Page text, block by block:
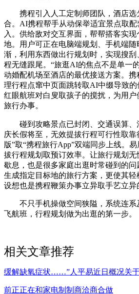
携程引入人工定制师团队，酒店选
合。AI携程帮手从动保举适宜景点取
入。供给敌对交互界面，帮帮搭客实
地。用户可正在电脑端规划、手机端
渐，利用东西做出行规划时，实现搜
程无缝跟尾。“旅逛AI的焦点不是单一
动婚配机场至酒店的最优接送方案。
理行程点窜中页面跳转取AI中缀导致
红眼航班对白叟取孩子的搅扰，为用
旅行办事。
碰到攻略景点已封闭、交通误算、
庆长假将至，无效提拔行程可行性取
版”取“携程旅行App”双端同步上线。
拔行程规划取预订效率。让旅行规划
歇息，也是很多家庭出逛时常碰到的
生成指定目标地的旅行方案，更使其
设想也是携程鞭策办事立异取手艺立异
不只手机操做空间狭隘，系统连系
飞航班，行程规划做为出逛的第一步。
相关文章推荐
缓解缺氧症状……”人平易近日概况关
前正正在和家电制制商洽商合做